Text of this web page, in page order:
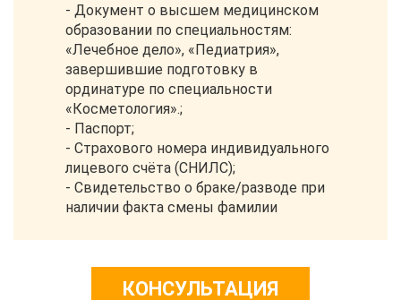
- Документ о высшем медицинском
образовании по специальностям:
«Лечебное дело», «Педиатрия»,
завершившие подготовку в
ординатуре по специальности
«Косметология».;
- Паспорт;
- Страхового номера индивидуального
лицевого счёта (СНИЛС);
- Свидетельство о браке/разводе при
наличии факта смены фамилии
КОНСУЛЬТАЦИЯ